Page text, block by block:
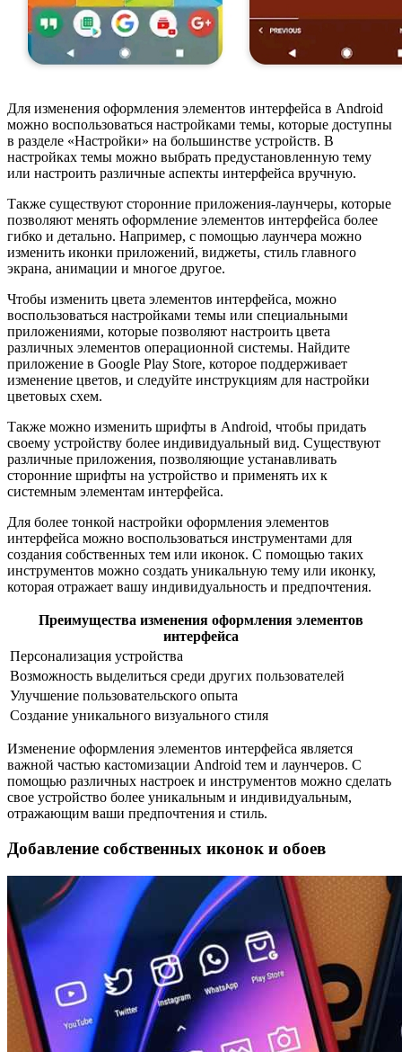
Для изменения оформления элементов интерфейса в Android
можно воспользоваться настройками темы, которые доступны
в разделе «Настройки» на большинстве устройств. В
настройках темы можно выбрать предустановленную тему
или настроить различные аспекты интерфейса вручную.
Также существуют сторонние приложения-лаунчеры, которые
позволяют менять оформление элементов интерфейса более
гибко и детально. Например, с помощью лаунчера можно
изменить иконки приложений, виджеты, стиль главного
экрана, анимации и многое другое.
Чтобы изменить цвета элементов интерфейса, можно
воспользоваться настройками темы или специальными
приложениями, которые позволяют настроить цвета
различных элементов операционной системы. Найдите
приложение в Google Play Store, которое поддерживает
изменение цветов, и следуйте инструкциям для настройки
цветовых схем.
Также можно изменить шрифты в Android, чтобы придать
своему устройству более индивидуальный вид. Существуют
различные приложения, позволяющие устанавливать
сторонние шрифты на устройство и применять их к
системным элементам интерфейса.
Для более тонкой настройки оформления элементов
интерфейса можно воспользоваться инструментами для
создания собственных тем или иконок. С помощью таких
инструментов можно создать уникальную тему или иконку,
которая отражает вашу индивидуальность и предпочтения.
Преимущества изменения оформления элементов
интерфейса
Персонализация устройства
Возможность выделиться среди других пользователей
Улучшение пользовательского опыта
Создание уникального визуального стиля
Изменение оформления элементов интерфейса является
важной частью кастомизации Android тем и лаунчеров. С
помощью различных настроек и инструментов можно сделать
свое устройство более уникальным и индивидуальным,
отражающим ваши предпочтения и стиль.
Добавление собственных иконок и обоев